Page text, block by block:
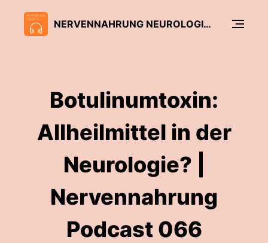
NERVENNAHRUNG NEUROLOGIE PODCAST
Botulinumtoxin:
Allheilmittel in der
Neurologie? |
Nervennahrung
Podcast 066